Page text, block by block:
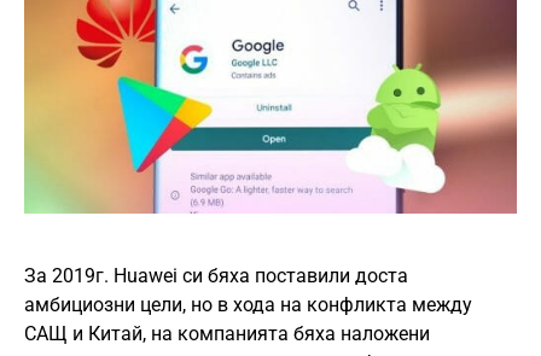
За 2019г. Huawei си бяха поставили доста
амбициозни цели, но в хода на конфликта между
САЩ и Китай, на компанията бяха наложени